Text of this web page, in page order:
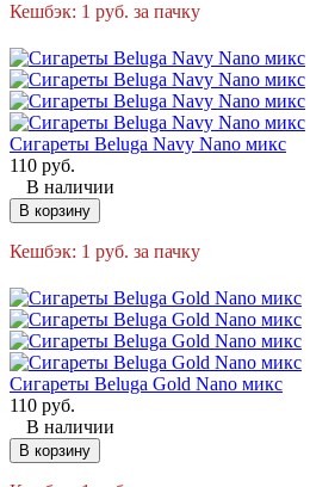
Кешбэк: 1 руб. за пачку
Сигареты Beluga Navy Nano микс
110 руб.
В наличии
В корзину
Кешбэк: 1 руб. за пачку
Сигареты Beluga Gold Nano микс
110 руб.
В наличии
В корзину